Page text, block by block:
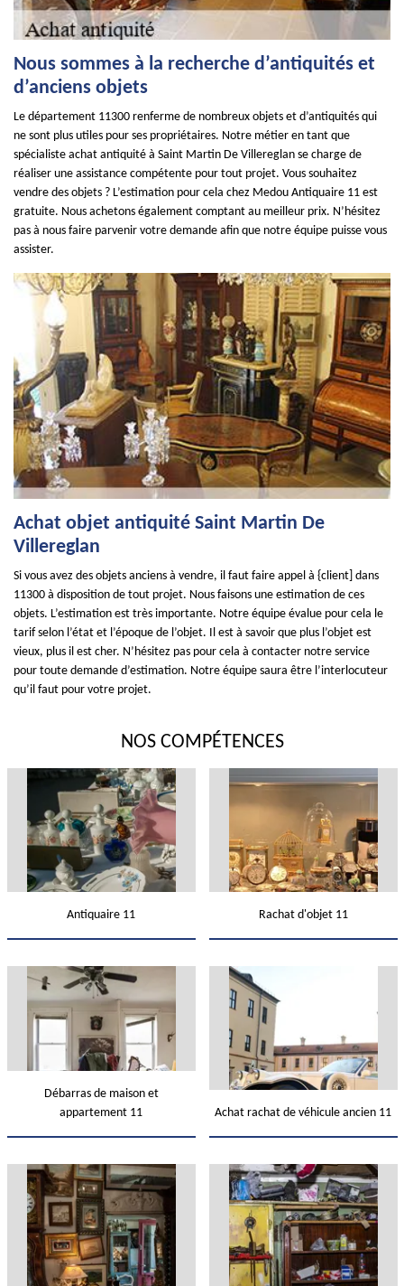
Nous sommes à la recherche d’antiquités et
d’anciens objets
Le département 11300 renferme de nombreux objets et d’antiquités qui
ne sont plus utiles pour ses propriétaires. Notre métier en tant que
spécialiste achat antiquité à Saint Martin De Villereglan se charge de
réaliser une assistance compétente pour tout projet. Vous souhaitez
vendre des objets ? L’estimation pour cela chez Medou Antiquaire 11 est
gratuite. Nous achetons également comptant au meilleur prix. N’hésitez
pas à nous faire parvenir votre demande afin que notre équipe puisse vous
assister.
Achat objet antiquité Saint Martin De
Villereglan
Si vous avez des objets anciens à vendre, il faut faire appel à {client] dans
11300 à disposition de tout projet. Nous faisons une estimation de ces
objets. L’estimation est très importante. Notre équipe évalue pour cela le
tarif selon l’état et l’époque de l’objet. Il est à savoir que plus l’objet est
vieux, plus il est cher. N’hésitez pas pour cela à contacter notre service
pour toute demande d’estimation. Notre équipe saura être l’interlocuteur
qu’il faut pour votre projet.
NOS COMPÉTENCES
Antiquaire 11 Rachat d'objet 11
Débarras de maison et
appartement 11
Achat rachat de véhicule ancien 11